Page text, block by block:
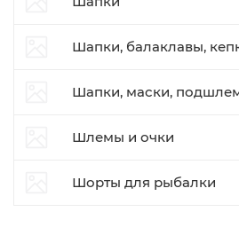
Шапки, балаклавы,
Шапки, маски,
Шлемы и очки
Шорты для рыбалки